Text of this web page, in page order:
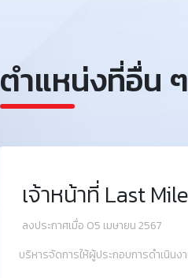
ตำแหน่งที่อื่น ๆ
ลงประกาศเมื่อ 05 เมษายน 2567